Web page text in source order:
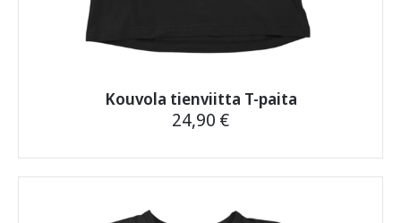
pidätämme takaisin lähettämisestä aiheutuvan
kustannuksen 5,90 €.
Kouvola tienviitta T-paita
24,90 €
tuotteella